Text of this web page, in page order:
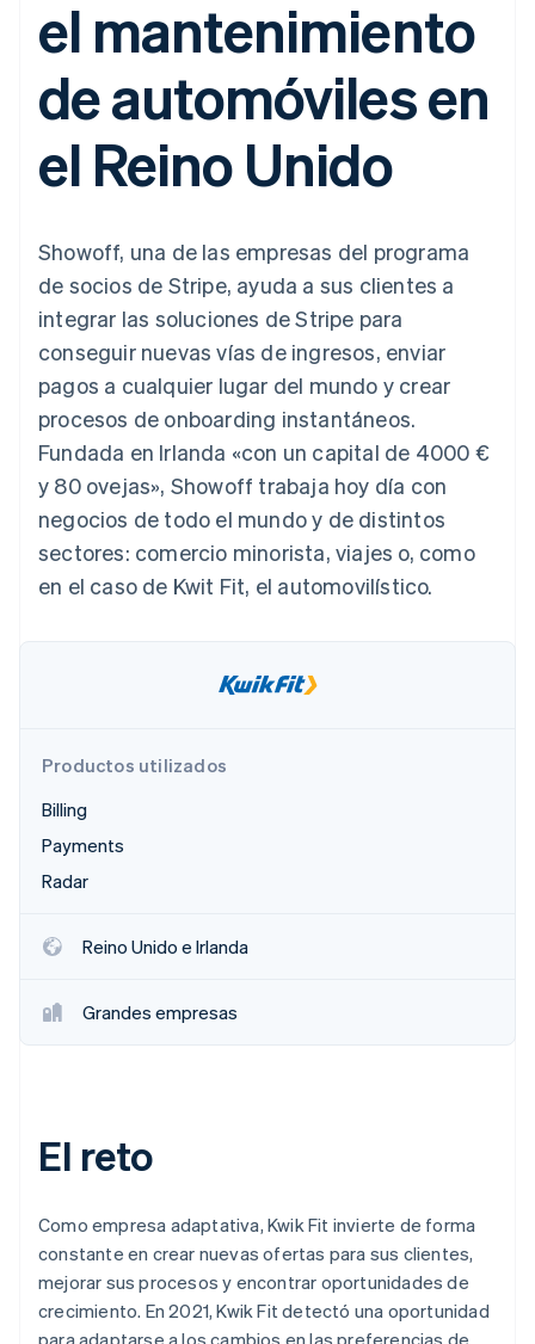
Métodos de
pago
Acceso a más
Terminal
Pagos en
Authorization
Boost
Link
compra
acelerado
Financial
Connections
Datos de ctas.
financieras
vinculadas
Recognition
Automatización
contable
Stripe Sigma
Informes
personalizados
Data Pipeline
Sincronización
de datos
Más
Descubre lo que viene
Radar
Prevención de fraude
Constitución de una startup
Verificación de identidad en línea
para la IA.
aplicación
Marketplaces
Gestión del dinero
Plataformas
SaaS
Empresas de IA
Economía de los
creadores
Videojuegos
Hostelería, viajes y ocio
Seguros
Medios de
comunicación y
entretenimiento
Entidades sin ánimo de
lucro
Servicios para
profesionales
Sector público
suscripciones
Ofrecer facturación
basada en el consumo
Emitir tarjetas virtuales
con stablecoins
Aprovisiona y gestiona
servicios con agentes
Recursos
Integraciones de
aplicaciones
Muestras de código
Blog de
desarrolladores
Estado de la API
Hoja de ruta del
producto
Stripe Sessions:
nuestro evento anual
Sala de prensa
Stripe Press
Contacta con ventas
Conviértete en socio
el mantenimiento
de automóviles en
el Reino Unido
Showoff, una de las empresas del programa
de socios de Stripe, ayuda a sus clientes a
integrar las soluciones de Stripe para
conseguir nuevas vías de ingresos, enviar
pagos a cualquier lugar del mundo y crear
procesos de onboarding instantáneos.
Fundada en Irlanda «con un capital de 4000 €
y 80 ovejas», Showoff trabaja hoy día con
negocios de todo el mundo y de distintos
sectores: comercio minorista, viajes o, como
en el caso de Kwit Fit, el automovilístico.
Productos utilizados
Billing
Payments
Radar
Reino Unido e Irlanda
Grandes empresas
El reto
Como empresa adaptativa, Kwik Fit invierte de forma
constante en crear nuevas ofertas para sus clientes,
mejorar sus procesos y encontrar oportunidades de
crecimiento. En 2021, Kwik Fit detectó una oportunidad
para adaptarse a los cambios en las preferencias de